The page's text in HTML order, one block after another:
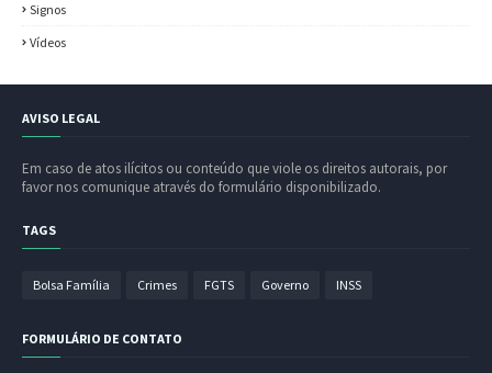
Signos
Vídeos
AVISO LEGAL
Em caso de atos ilícitos ou conteúdo que viole os direitos autorais, por
favor nos comunique através do formulário disponibilizado.
TAGS
Bolsa Família Crimes FGTS Governo INSS
FORMULÁRIO DE CONTATO